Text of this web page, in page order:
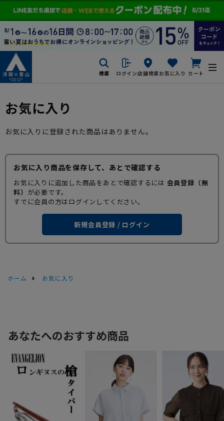
検索 ログイン店舗検索お気に入り カート
お気に入り
お気に入りに登録された商品はありません。
お気に入り商品を保存して、あとで確認する
お気に入りに追加した商品をあとで確認するには 会員登録（無
料） が必要です。
すでに会員の方はログインしてください。
新規会員登録 / ログイン
ホーム お気に入り